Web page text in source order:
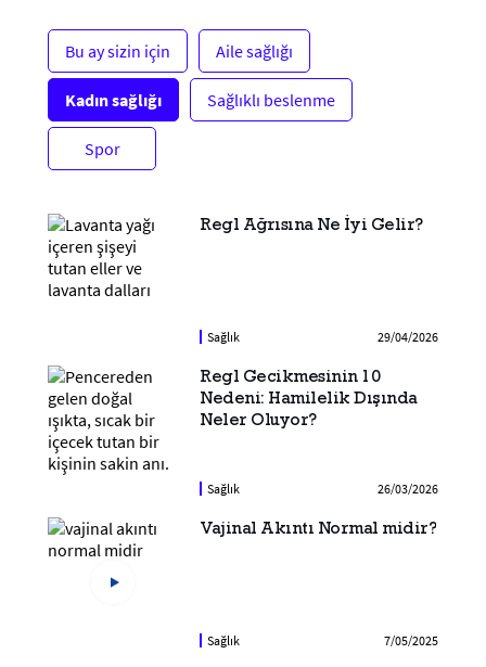
Bu ay sizin için Aile sağlığı
Kadın sağlığı Sağlıklı beslenme
Spor
Regl Ağrısına Ne İyi Gelir?
Sağlık 29/04/2026
Regl Gecikmesinin 10
Nedeni: Hamilelik Dışında
Neler Oluyor?
Sağlık 26/03/2026
Vajinal Akıntı Normal midir?
Sağlık 7/05/2025